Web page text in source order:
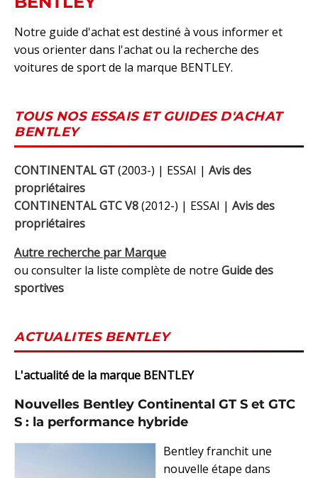
Notre guide d'achat est destiné à vous informer et
vous orienter dans l'achat ou la recherche des
voitures de sport de la marque BENTLEY.
TOUS NOS ESSAIS ET GUIDES D'ACHAT
BENTLEY
CONTINENTAL GT(2003-) | ESSAI | Avis des
propriétaires
CONTINENTAL GTC V8(2012-) | ESSAI | Avis des
propriétaires
Autre recherche par Marque
ou consulter la liste complète de notre Guide des
sportives
ACTUALITES BENTLEY
L'actualité de la marque BENTLEY
Nouvelles Bentley Continental GT S et GTC
S : la performance hybride
Bentley franchit une
nouvelle étape dans